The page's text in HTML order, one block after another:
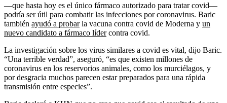
—que hasta hoy es el único fármaco autorizado para tratar covid—
podría ser útil para combatir las infecciones por coronavirus. Baric
también ayudó a probarla vacuna contra covid de Moderna y un
nuevo candidato a fármaco lídercontra covid.
La investigación sobre los virus similares a covid es vital, dijo Baric.
“Una terrible verdad”, aseguró, “es que existen millones de
coronavirus en los reservorios animales, como los murciélagos, y
por desgracia muchos parecen estar preparados para una rápida
transmisión entre especies”.